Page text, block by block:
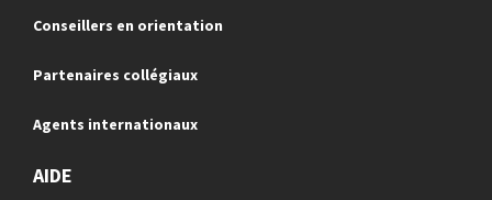
Conseillers en orientation
Partenaires collégiaux
Agents internationaux
AIDE